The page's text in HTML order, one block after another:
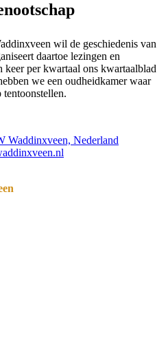
wil de geschiedenis van
daartoe lezingen en
keer per kwartaal ons kwartaalblad
we een oudheidkamer waar
Waddinxveen, Nederland